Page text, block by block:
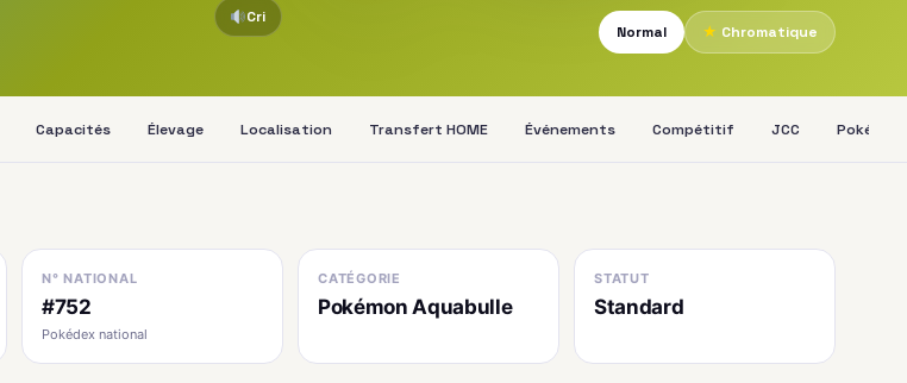
Cri
Normal
★ Chromatique
Capacités Élevage Localisation Transfert HOME Événements Compétitif JCC Pokédex
N° NATIONAL
#752
Pokédex national
CATÉGORIE
Pokémon Aquabulle
STATUT
Standard